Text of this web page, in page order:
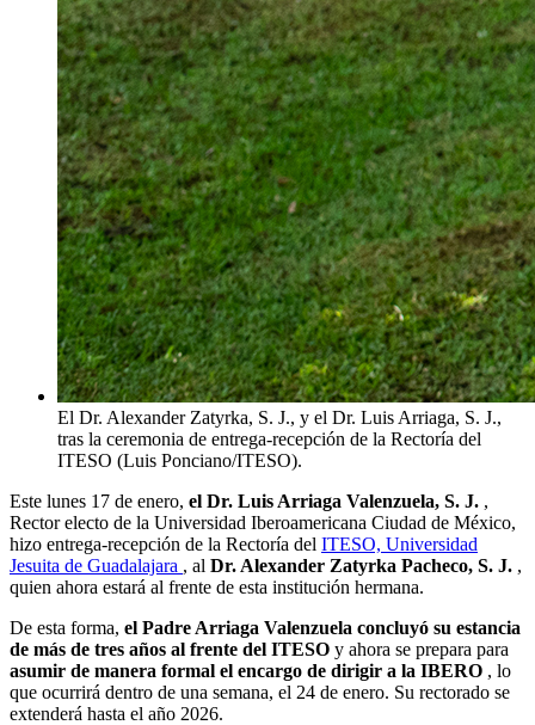
El Dr. Alexander Zatyrka, S. J., y el Dr. Luis Arriaga, S. J.,
tras la ceremonia de entrega-recepción de la Rectoría del
ITESO (Luis Ponciano/ITESO).
Este lunes 17 de enero, el Dr. Luis Arriaga Valenzuela, S. J. ,
Rector electo de la Universidad Iberoamericana Ciudad de México,
hizo entrega-recepción de la Rectoría del ITESO, Universidad
Jesuita de Guadalajara , al Dr. Alexander Zatyrka Pacheco, S. J. ,
quien ahora estará al frente de esta institución hermana.
De esta forma, el Padre Arriaga Valenzuela concluyó su estancia
de más de tres años al frente del ITESO y ahora se prepara para
asumir de manera formal el encargo de dirigir a la IBERO , lo
que ocurrirá dentro de una semana, el 24 de enero. Su rectorado se
extenderá hasta el año 2026.